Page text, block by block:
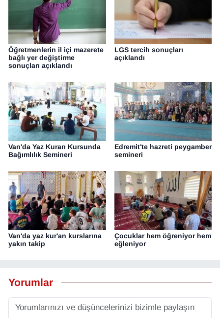
Öğretmenlerin il içi mazerete
bağlı yer değiştirme
sonuçları açıklandı
LGS tercih sonuçları
açıklandı
Van'da Yaz Kuran Kursunda
Bağımlılık Semineri
Edremit'te hazreti peygamber
semineri
Van'da yaz kur'an kurslarına
yakın takip
Çocuklar hem öğreniyor hem
eğleniyor
Yorumlar